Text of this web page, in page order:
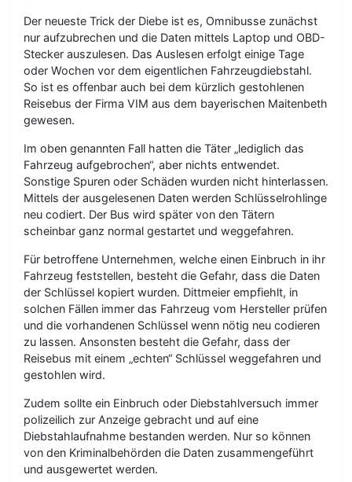
Der neueste Trick der Diebe ist es, Omnibusse zunächst
nur aufzubrechen und die Daten mittels Laptop und OBD-
Stecker auszulesen. Das Auslesen erfolgt einige Tage
oder Wochen vor dem eigentlichen Fahrzeugdiebstahl.
So ist es offenbar auch bei dem kürzlich gestohlenen
Reisebus der Firma VIM aus dem bayerischen Maitenbeth
gewesen.
Im oben genannten Fall hatten die Täter „lediglich das
Fahrzeug aufgebrochen“, aber nichts entwendet.
Sonstige Spuren oder Schäden wurden nicht hinterlassen.
Mittels der ausgelesenen Daten werden Schlüsselrohlinge
neu codiert. Der Bus wird später von den Tätern
scheinbar ganz normal gestartet und weggefahren.
Für betroffene Unternehmen, welche einen Einbruch in ihr
Fahrzeug feststellen, besteht die Gefahr, dass die Daten
der Schlüssel kopiert wurden. Dittmeier empfiehlt, in
solchen Fällen immer das Fahrzeug vom Hersteller prüfen
und die vorhandenen Schlüssel wenn nötig neu codieren
zu lassen. Ansonsten besteht die Gefahr, dass der
Reisebus mit einem „echten“ Schlüssel weggefahren und
gestohlen wird.
Zudem sollte ein Einbruch oder Diebstahlversuch immer
polizeilich zur Anzeige gebracht und auf eine
Diebstahlaufnahme bestanden werden. Nur so können
von den Kriminalbehörden die Daten zusammengeführt
und ausgewertet werden.